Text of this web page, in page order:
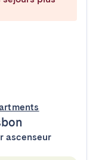
ascenseur